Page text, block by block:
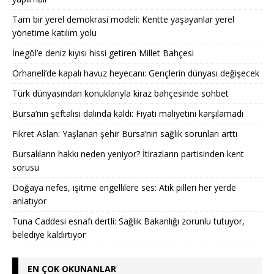
Tam bir yerel demokrasi modeli: Kentte yaşayanlar yerel
yönetime katılım yolu
İnegöl’e deniz kıyısı hissi getiren Millet Bahçesi
Orhaneli’de kapalı havuz heyecanı: Gençlerin dünyası değişecek
Türk dünyasından konuklarıyla kiraz bahçesinde sohbet
Bursa’nın şeftalisi dalında kaldı: Fiyatı maliyetini karşılamadı
Fikret Aslan: Yaşlanan şehir Bursa’nın sağlık sorunları arttı
Bursalıların hakkı neden yeniyor? İtirazların partisinden kent
sorusu
Doğaya nefes, işitme engellilere ses: Atık pilleri her yerde
anlatıyor
Tuna Caddesi esnafı dertli: Sağlık Bakanlığı zorunlu tutuyor,
belediye kaldırtıyor
EN ÇOK OKUNANLAR